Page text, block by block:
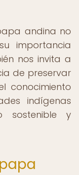
andina no
importancia
nos invita a
de preservar
conocimiento
indígenas
sostenible y